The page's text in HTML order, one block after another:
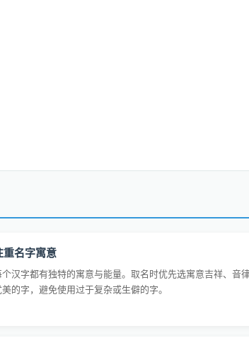
重名字寓意
个汉字都有独特的寓意与能量。取名时优先选寓意吉祥、音
美的字，避免使用过于复杂或生僻的字。